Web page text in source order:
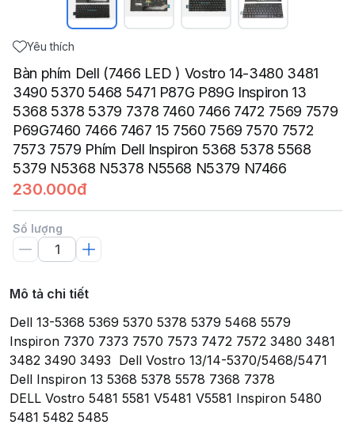
Yêu thích
Bàn phím Dell (7466 LED ) Vostro 14-3480 3481
3490 5370 5468 5471 P87G P89G Inspiron 13
5368 5378 5379 7378 7460 7466 7472 7569 7579
P69G7460 7466 7467 15 7560 7569 7570 7572
7573 7579 Phím Dell Inspiron 5368 5378 5568
5379 N5368 N5378 N5568 N5379 N7466
230.000đ
Số lượng
Mô tả chi tiết
Dell 13-5368 5369 5370 5378 5379 5468 5579
Inspiron 7370 7373 7570 7573 7472 7572 3480 3481
3482 3490 3493 Dell Vostro 13/14-5370/5468/5471
Dell Inspiron 13 5368 5378 5578 7368 7378
DELL Vostro 5481 5581 V5481 V5581 Inspiron 5480
5481 5482 5485